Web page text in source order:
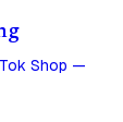
Shop —